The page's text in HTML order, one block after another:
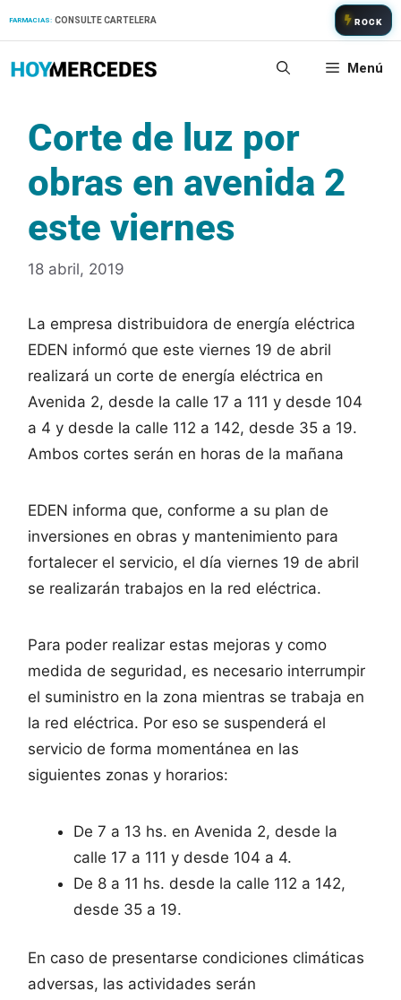
FARMACIAS: CONSULTE CARTELERA ROCK
Menú
Corte de luz por
obras en avenida 2
este viernes
18 abril, 2019
La empresa distribuidora de energía eléctrica
EDEN informó que este viernes 19 de abril
realizará un corte de energía eléctrica en
Avenida 2, desde la calle 17 a 111 y desde 104
a 4 y desde la calle 112 a 142, desde 35 a 19.
Ambos cortes serán en horas de la mañana
EDEN informa que, conforme a su plan de
inversiones en obras y mantenimiento para
fortalecer el servicio, el día viernes 19 de abril
se realizarán trabajos en la red eléctrica.
Para poder realizar estas mejoras y como
medida de seguridad, es necesario interrumpir
el suministro en la zona mientras se trabaja en
la red eléctrica. Por eso se suspenderá el
servicio de forma momentánea en las
siguientes zonas y horarios:
De 7 a 13 hs. en Avenida 2, desde la
calle 17 a 111 y desde 104 a 4.
De 8 a 11 hs. desde la calle 112 a 142,
desde 35 a 19.
En caso de presentarse condiciones climáticas
adversas, las actividades serán